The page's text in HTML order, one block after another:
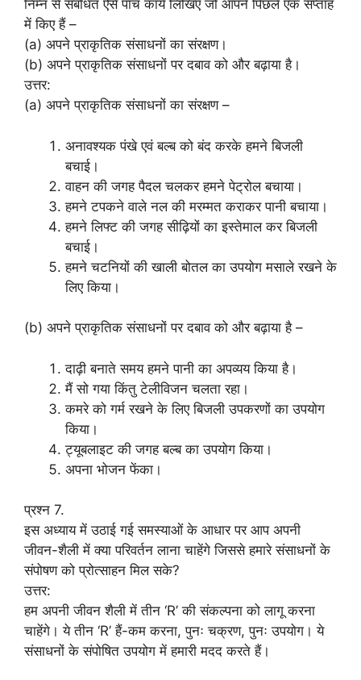
निम्न से संबंधित ऐसे पाँच कार्य लिखिए जो आपने पिछले एक सप्ताह
में किए हैं –
(a) अपने प्राकृतिक संसाधनों का संरक्षण।
(b) अपने प्राकृतिक संसाधनों पर दबाव को और बढ़ाया है।
उत्तर:
(a) अपने प्राकृतिक संसाधनों का संरक्षण –
अनावश्यक पंखे एवं बल्ब को बंद करके हमने बिजली
बचाई।
वाहन की जगह पैदल चलकर हमने पेट्रोल बचाया।
हमने टपकने वाले नल की मरम्मत कराकर पानी बचाया।
हमने लिफ्ट की जगह सीढ़ियों का इस्तेमाल कर बिजली
बचाई।
हमने चटनियों की खाली बोतल का उपयोग मसाले रखने के
लिए किया।
(b) अपने प्राकृतिक संसाधनों पर दबाव को और बढ़ाया है –
दाढ़ी बनाते समय हमने पानी का अपव्यय किया है।
मैं सो गया किंतु टेलीविजन चलता रहा।
कमरे को गर्म रखने के लिए बिजली उपकरणों का उपयोग
किया।
ट्यूबलाइट की जगह बल्ब का उपयोग किया।
अपना भोजन फेंका।
प्रश्न 7.
इस अध्याय में उठाई गई समस्याओं के आधार पर आप अपनी
जीवन-शैली में क्या परिवर्तन लाना चाहेंगे जिससे हमारे संसाधनों के
संपोषण को प्रोत्साहन मिल सके?
उत्तर:
हम अपनी जीवन शैली में तीन ‘R’ की संकल्पना को लागू करना
चाहेंगे। ये तीन ‘R’ हैं-कम करना, पुनः चक्रण, पुनः उपयोग। ये
संसाधनों के संपोषित उपयोग में हमारी मदद करते हैं।